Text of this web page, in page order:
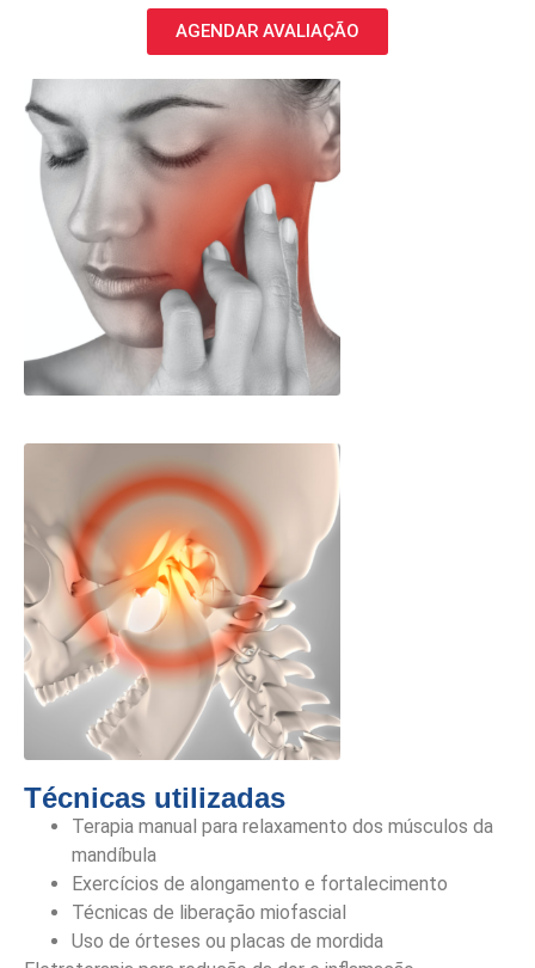
AGENDAR AVALIAÇÃO
Técnicas utilizadas
Terapia manual para relaxamento dos músculos da
mandíbula
Exercícios de alongamento e fortalecimento
Técnicas de liberação miofascial
Uso de órteses ou placas de mordida